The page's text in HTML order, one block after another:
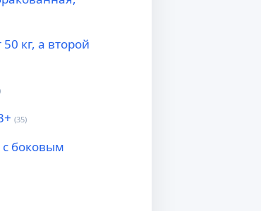
кг, а второй
(35)
боковым